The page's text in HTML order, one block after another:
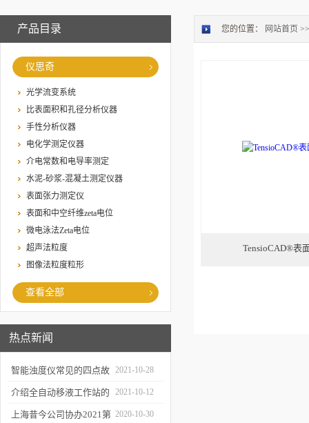
产品目录
仪思奇
光学流变系统
比表面积和孔径分析仪器
手性分析仪器
电化学测定仪器
介电常数和电导率测定
水泥-砂浆-混凝土测定仪器
表面张力测定仪
表面和中空纤维zeta电位
微电泳法Zeta电位
超声法粒度
图像法粒度粒形
查看全部
热点新闻
智能浊度仪常见的四点故
障
2021-10-28
介绍全自动移液工作站的
三种移液方式
2021-10-12
上海昔今公司协办2021第 2020-10-30
您的位置： 网站首页
TensioCAD®表